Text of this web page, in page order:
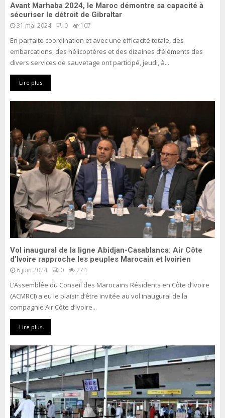
Avant Marhaba 2024, le Maroc démontre sa capacité à
sécuriser le détroit de Gibraltar
31 mai 2024 0 107
En parfaite coordination et avec une efficacité totale, des
embarcations, des hélicoptères et des dizaines d’éléments des
divers services de sauvetage ont participé, jeudi, à...
Lire plus
Vol inaugural de la ligne Abidjan-Casablanca: Air Côte
d’Ivoire rapproche les peuples Marocain et Ivoirien
6 juin 2024 0 274
L’Assemblée du Conseil des Marocains Résidents en Côte d’Ivoire
(ACMRCI) a eu le plaisir d’être invitée au vol inaugural de la
compagnie Air Côte d’Ivoire...
Lire plus